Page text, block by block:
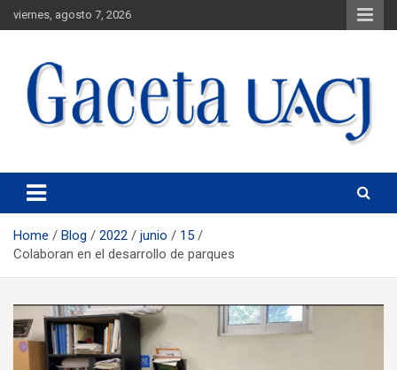
viernes, agosto 7, 2026
Gaceta UACJ
Home Blog 2022 junio
15
Colaboran en el desarrollo de parques